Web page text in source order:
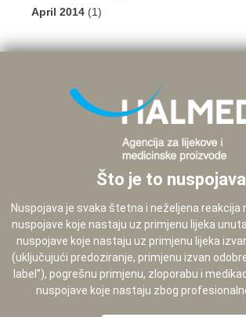
April 2014 (1)
Što je to
Nuspojava je svaka štetna i neželjena reakcija
nuspojave koje nastaju uz primjenu lijeka
nuspojave koje nastaju uz primjenu lijeka
(uključujući predoziranje, primjenu izvan
label”), pogrešnu primjenu, zloporabu i
nuspojave koje nastaju zbog